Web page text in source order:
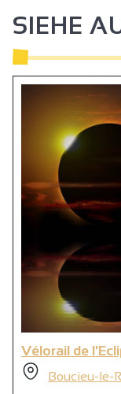
SIEHE
Vélorail de
Boucieu-le-